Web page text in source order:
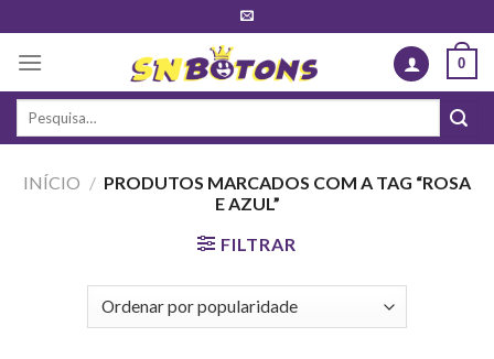
to
content
0
Pesquisar
INÍCIO / PRODUTOS MARCADOS COM A TAG “ROSA
E AZUL”
FILTRAR